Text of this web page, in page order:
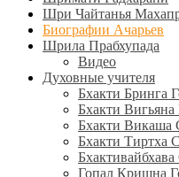
Шри Чайтанья
Биографии Ачарьев
Шрила Прабхупада
Видео
Духовные учителя
Бхакти Бринга
Бхакти Вигьяна
Бхакти Викаша
Бхакти Тиртха
Гопал Кришна